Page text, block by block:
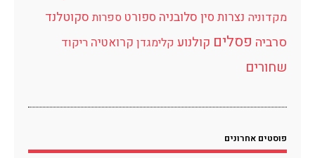
מקדוניה נצרות סין סלובניה ספורט ספרות סקוטלנד
סרביה פסלים קולנוע קלימגדן קרואטיה ריקוד
שחורים
פוסטים אחרונים